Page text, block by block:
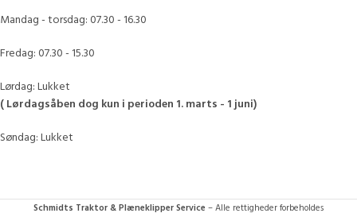
Mandag - torsdag: 07.30 - 16.30
Fredag: 07.30 - 15.30
Lørdag: Lukket
( Lørdagsåben dog kun i perioden 1. marts - 1 juni)
Søndag: Lukket
Schmidts Traktor & Plæneklipper Service – Alle rettigheder forbeholdes